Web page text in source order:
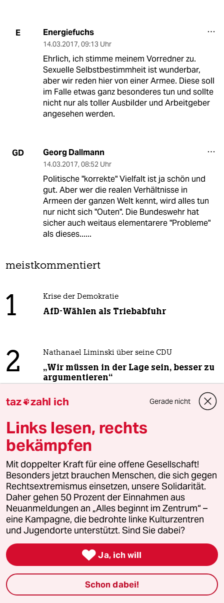
E Energiefuchs
14.03.2017, 09:13 Uhr
Ehrlich, ich stimme meinem Vorredner zu.
Sexuelle Selbstbestimmheit ist wunderbar,
aber wir reden hier von einer Armee. Diese soll
im Falle etwas ganz besonderes tun und sollte
nicht nur als toller Ausbilder und Arbeitgeber
angesehen werden.
GD Georg Dallmann
14.03.2017, 08:52 Uhr
Politische "korrekte" Vielfalt ist ja schön und
gut. Aber wer die realen Verhältnisse in
Armeen der ganzen Welt kennt, wird alles tun
nur nicht sich "Outen". Die Bundeswehr hat
sicher auch weitaus elementarere "Probleme"
als dieses......
meistkommentiert
1 Krise der Demokratie
AfD-Wählen als Triebabfuhr
2 Nathanael Liminski über seine CDU
„Wir müssen in der Lage sein, besser zu
argumentieren“
3 „Dem Kanzler ist der Osten egal“
4 Antifaschistin in Haft
Lina E. geht juristisch gegen Beugehaft
vor
5 Bundeszentrale gegen Kinderfiguren
Benjamin, du lieber Anarchist
Ungleichbehandlung im Abstammungsrecht
taz zahl ich Gerade nicht
Links lesen, rechts
bekämpfen
Mit doppelter Kraft für eine offene Gesellschaft!
Besonders jetzt brauchen Menschen, die sich gegen
Rechtsextremismus einsetzen, unsere Solidarität.
Daher gehen 50 Prozent der Einnahmen aus
Neuanmeldungen an „Alles beginnt im Zentrum“ –
eine Kampagne, die bedrohte linke Kulturzentren
und Jugendorte unterstützt. Sind Sie dabei?
 Ja, ich will
Schon dabei!